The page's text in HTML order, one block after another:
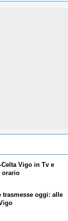
Vigo in Tv e
orario
trasmesse oggi: alle